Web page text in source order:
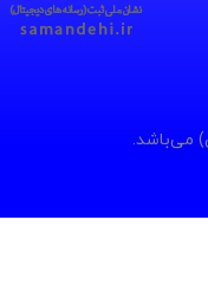
می‌باشد.